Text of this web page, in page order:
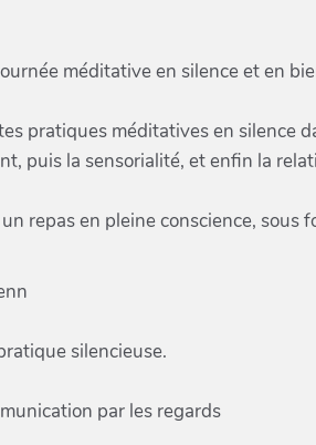
méditative en silence et en
pratiques méditatives en silence
puis la sensorialité, et enfin la
repas en pleine conscience, sous
silencieuse.
par les regards